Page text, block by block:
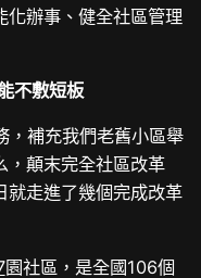
化辦事、健全社區管理
不敷短板
，補充我們老舊小區舉
，顛末完全社區改革
就走進了幾個完成改革
園社區，是全國106個